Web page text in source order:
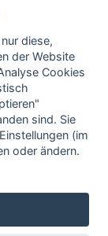
und
diese,
der Website
Cookies
sind. Sie
(im
oder ändern.